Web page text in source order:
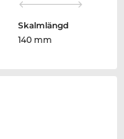
Skalmlängd
140 mm